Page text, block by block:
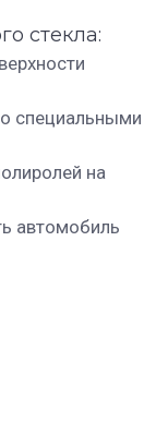
стекла:
специальными
на
автомобиль